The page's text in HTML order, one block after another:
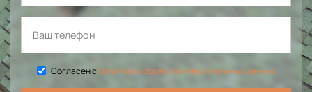
Согласен сПолитикой обработки персональных данных